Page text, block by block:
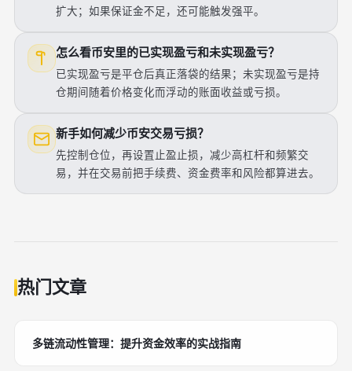
扩大；如果保证金不足，还可能触发强平。
怎么看币安里的已实现盈亏和未实现盈亏？
已实现盈亏是平仓后真正落袋的结果；未实现盈亏是持
仓期间随着价格变化而浮动的账面收益或亏损。
新手如何减少币安交易亏损？
先控制仓位，再设置止盈止损，减少高杠杆和频繁交
易，并在交易前把手续费、资金费率和风险都算进去。
热门文章
多链流动性管理：提升资金效率的实战指南